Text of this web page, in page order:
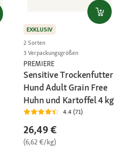
EXKLUSIV
2 Sorten
3 Verpackungsgrößen
PREMIERE
Sensitive Trockenfutter
Hund Adult Grain Free
Huhn und Kartoffel 4 kg
4.4 (71)
26,49 €
(6,62 €/kg)